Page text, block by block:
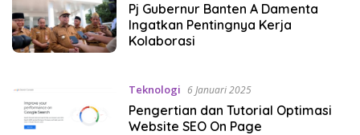
Pj Gubernur Banten A Damenta
Ingatkan Pentingnya Kerja
Kolaborasi
Teknologi 6 Januari 2025
Pengertian dan Tutorial Optimasi
Website SEO On Page